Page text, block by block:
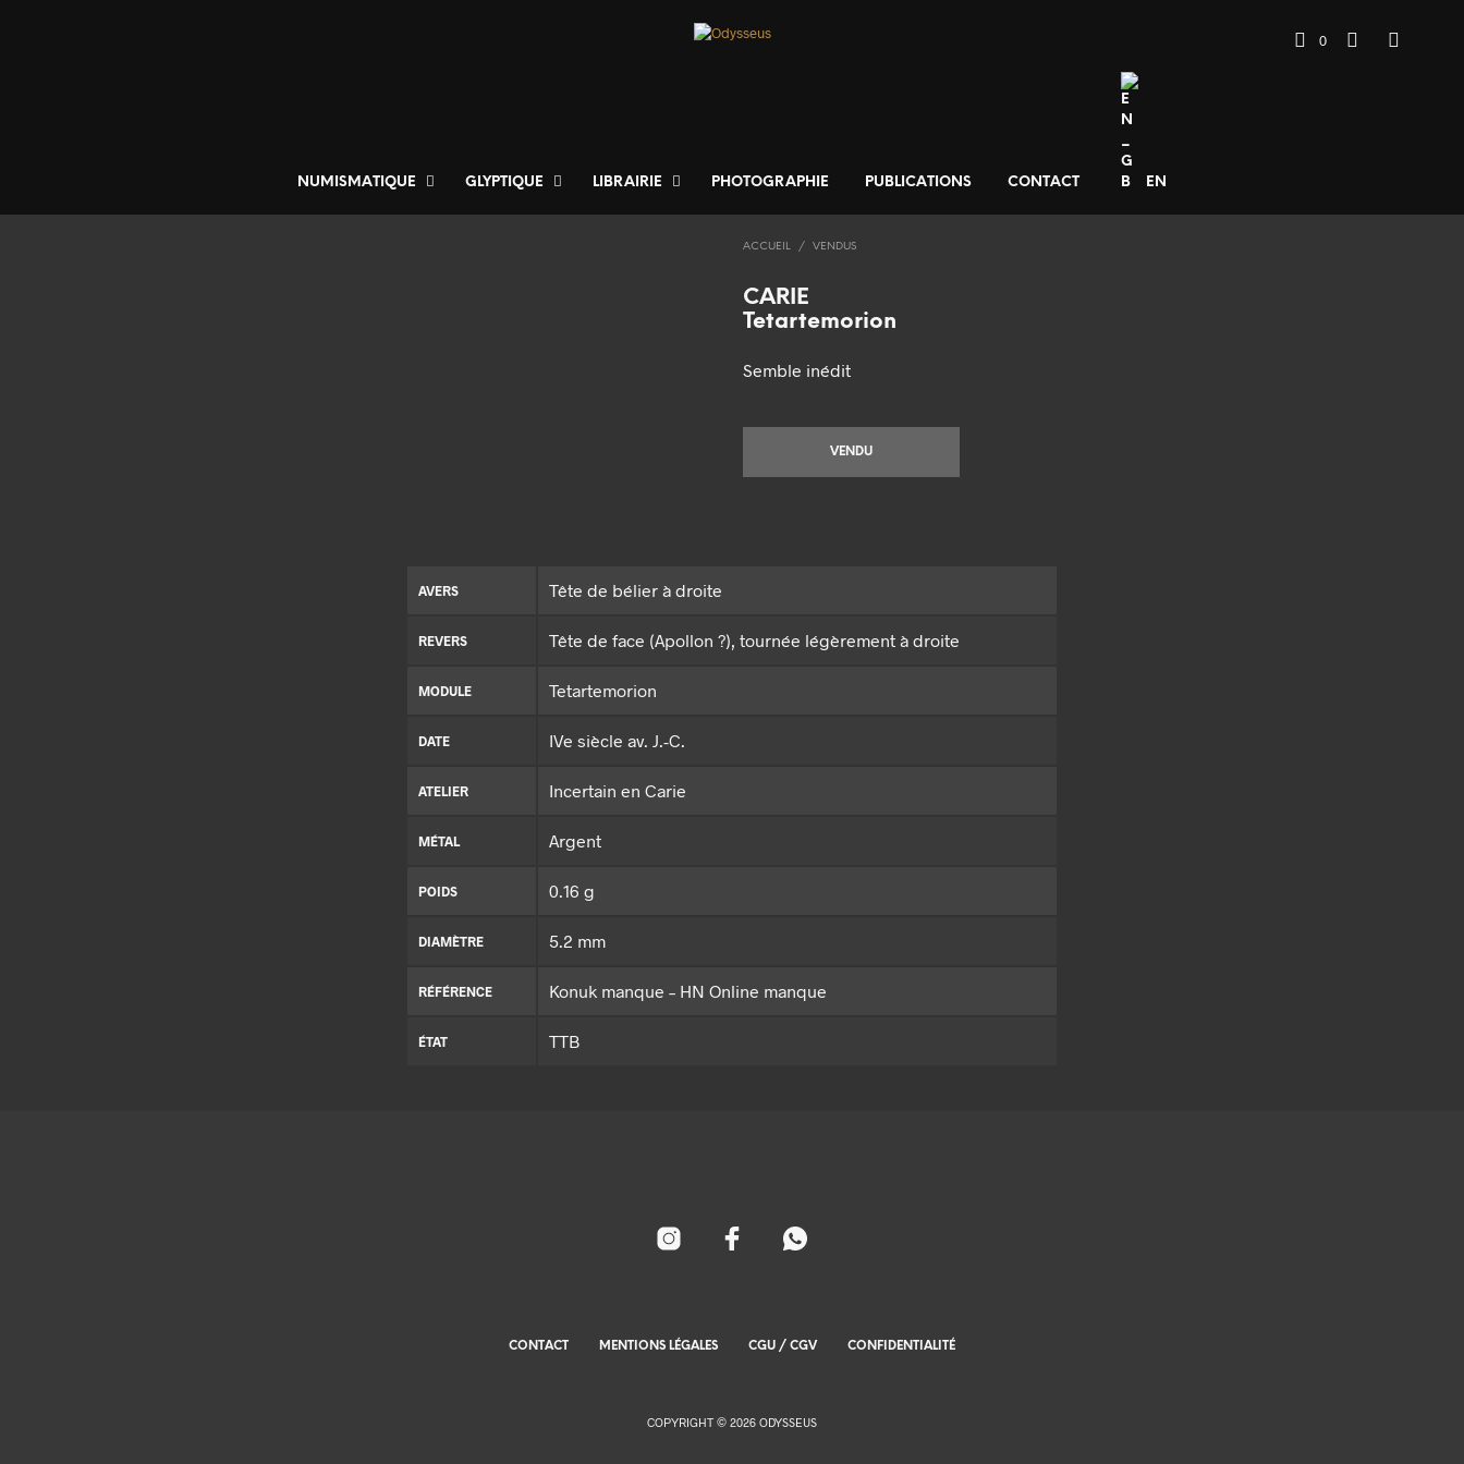
NUMISMATIQUE GLYPTIQUE LIBRAIRIE PHOTOGRAPHIE PUBLICATIONS CONTACT EN
0
ACCUEIL / VENDUS
CARIE
Tetartemorion
Semble inédit
VENDU
AVERS Tête de bélier à droite
REVERS Tête de face (Apollon ?), tournée légèrement à droite
MODULE Tetartemorion
DATE IVe siècle av. J.-C.
ATELIER Incertain en Carie
MÉTAL Argent
POIDS 0.16 g
DIAMÈTRE 5.2 mm
RÉFÉRENCE Konuk manque – HN Online manque
ÉTAT TTB
CONTACT MENTIONS LÉGALES CGU / CGV CONFIDENTIALITÉ
COPYRIGHT © 2026 ODYSSEUS